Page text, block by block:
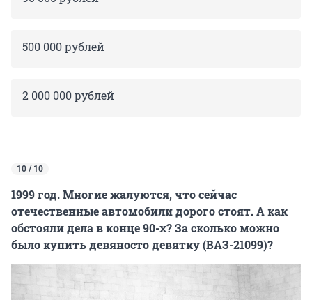
500 000 рублей
2 000 000 рублей
10 / 10
1999 год. Многие жалуются, что сейчас
отечественные автомобили дорого стоят. А как
обстояли дела в конце 90-х? За сколько можно
было купить девяносто девятку (ВАЗ-21099)?